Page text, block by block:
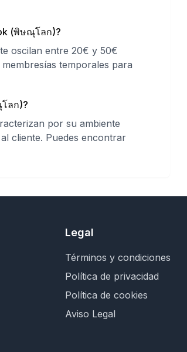
(พิษณุโลก)?
oscilan entre 20€ y 50€
temporales para
ลก)?
por su ambiente
cliente. Puedes encontrar
Legal
Términos y condiciones
Política de privacidad
Política de cookies
Aviso Legal